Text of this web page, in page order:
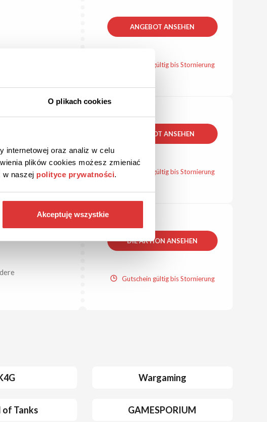
O plikach cookies
internetowej oraz analiz w celu
plików cookies możesz zmieniać
w naszej polityce prywatności.
Akceptuję wszystkie
ANGEBOT ANSEHEN
Gutschein gültig bis Stornierung
ANGEBOT ANSEHEN
Gutschein gültig bis Stornierung
DIE AKTION ANSEHEN
Gutschein gültig bis Stornierung
Wargaming
Tanks GAMESPORIUM